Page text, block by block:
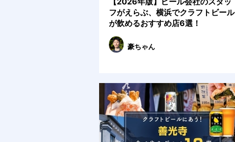
フがえらぶ、横浜でクラフトビール
が飲めるおすすめ店6選！
豪ちゃん